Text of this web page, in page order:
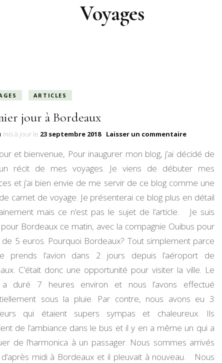
BILLET D’HUMEUR
VOYAGES
MES RECOMMANDATIONS
MA VIE D’ENTREPRENEUSE
Voyages
ARTICLES
jour à Bordeaux
mis à jour le 23 septembre 2018 Laisser un commentairesur
jour
Bordeaux
et bienvenue, Pour inaugurer mon blog, j’ai décidé de
récit de mes voyages. Je viens de débuter mes
et j’ai bien envie de me servir de ce blog comme une
carnet de voyage. Je présenterai ce blog plus en détail
mais ce n’est pas le sujet de l’article. Je suis
Bordeaux ce matin, avec la compagnie Ouibus pour
de 5 euros. Pourquoi Bordeaux? Tout simplement parce
prends l’avion dans 2 jours depuis l’aéroport de
C’était donc une opportunité pour visiter la ville. Le
duré 7 heures environ et nous l’avons effectué
sous la pluie. Par contre, nous avons eu 3
qui étaient supers sympas et chaleureux. Ils
de l’ambiance dans le bus et il y en a même un qui a
de l’harmonica à un passager. Nous sommes arrivés
midi à Bordeaux et il pleuvait à nouveau. Nous